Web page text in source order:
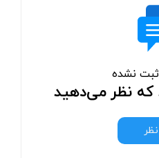
نشده
که نظر می‌دهید